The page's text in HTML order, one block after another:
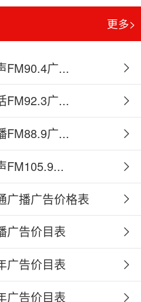
更多>
FM90.4广...
FM92.3广...
FM88.9广...
FM105.9...
广播广告价格表
广告价目表
广告价目表
广告价目表